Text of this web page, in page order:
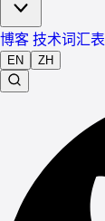
博客技术词汇表
EN ZH